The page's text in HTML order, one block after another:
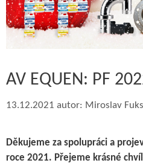
AV EQUEN: PF
13.12.2021 autor: Miroslav Fuks
Děkujeme za spolupráci a
roce 2021. Přejeme krásné